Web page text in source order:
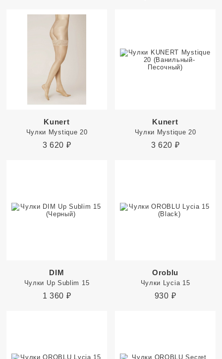
Kunert
Чулки Mystique 20
3 620 ₽
Kunert
Чулки Mystique 20
3 620 ₽
DIM
Чулки Up Sublim 15
1 360 ₽
Oroblu
Чулки Lycia 15
930 ₽